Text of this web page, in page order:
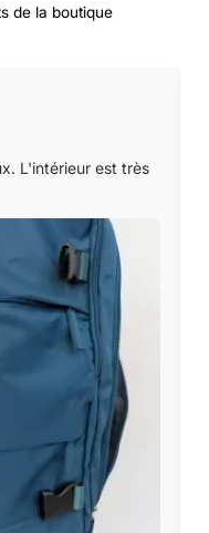
de la boutique
L'intérieur est très